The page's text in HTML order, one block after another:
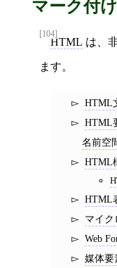
マーク付
[104]
HTML は、
ます。
HTML
HTML
名前空
HTML
HTML
マイク
Web
媒体要